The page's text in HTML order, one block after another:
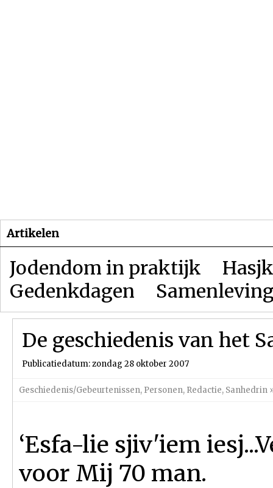
Artikelen
Jodendom in praktijk
Gedenkdagen
De geschiedenis van het
Publicatiedatum: zondag 28 oktober 2007
Geschiedenis/Gebeurtenissen, Personen, Redactie, Sanhedrin
‘Esfa-lie sjiv'iem
voor Mij 70 man.